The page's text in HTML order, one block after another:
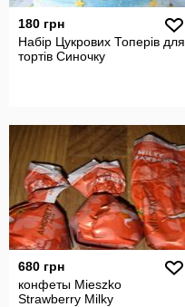
180 грн
Набір Цукрових Топерів для
тортів Синочку
680 грн
конфеты Mieszko
Strawberry Milky